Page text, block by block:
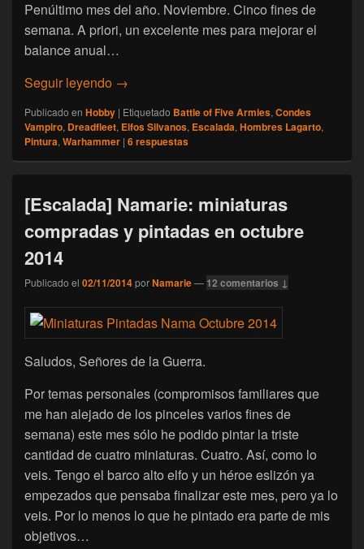
Penúltimo mes del año. Noviembre. Cinco fines de
semana. A priori, un excelente mes para mejorar el
balance anual…
Seguir leyendo [Escalada] Namarie: miniaturas
→
Publicado en Hobby | Etiquetado Battle of Five Armies, Condes
Vampiro, Dreadfleet, Elfos Silvanos, Escalada, Hombres Lagarto,
Pintura, Warhammer | 6respuestas
[Escalada] Namarie: miniaturas
compradas y pintadas en octubre
2014
Publicado el 02/11/2014porNamarie— 12 comentarios ↓
Saludos, Señores de la Guerra.
Por temas personales (compromisos familiares que
me han alejado de los pinceles varios fines de
semana) este mes sólo he podido pintar la triste
cantidad de cuatro miniaturas. Cuatro. Así, como lo
veis. Tengo el barco alto elfo y un héroe eslizón ya
empezados que pensaba finalizar este mes, pero ya lo
veis. Por lo menos lo que he pintado era parte de mis
objetivos…